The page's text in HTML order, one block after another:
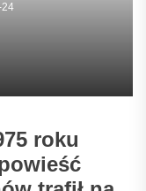
roku